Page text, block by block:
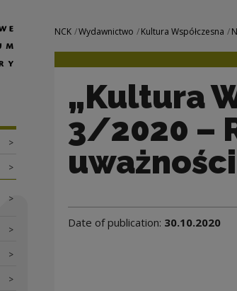
>
>
>
>
>
>
Navigation
NCK Wydawnictwo Kultura Współczesna
„Kultura
3/2020 –
uważności
Date of publication: 30.10.2020